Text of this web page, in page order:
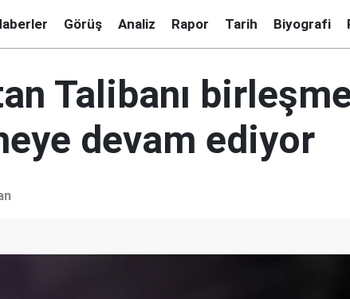
Görüş Analiz Rapor Tarih Biyografi
Talibanı
devam ediyor